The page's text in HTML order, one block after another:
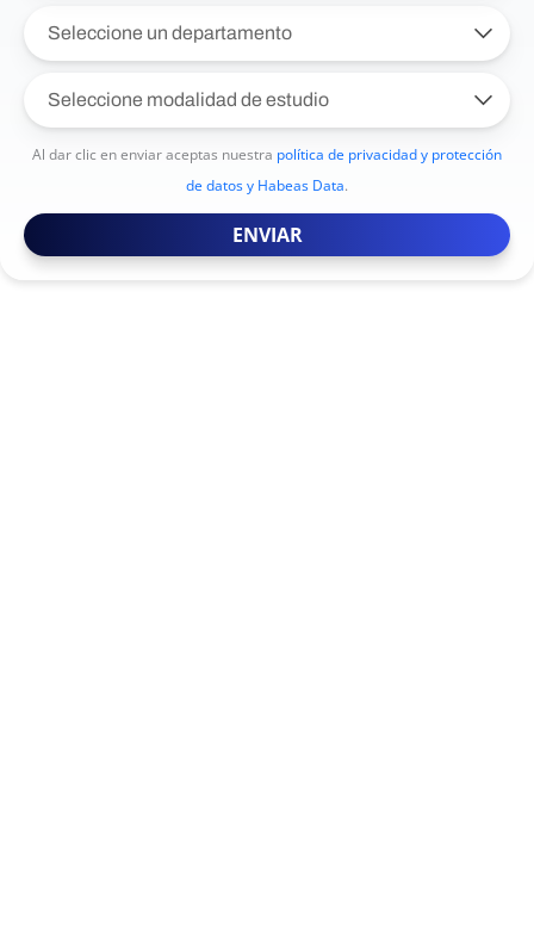
Al dar clic en enviar aceptas nuestra política de privacidad y protección
de datos y Habeas Data.
ENVIAR